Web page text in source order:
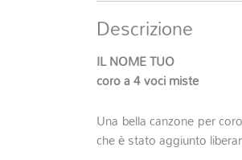
Descrizione
IL NOME TUO
coro a 4 voci miste
Una bella canzone per
che è stato aggiunto